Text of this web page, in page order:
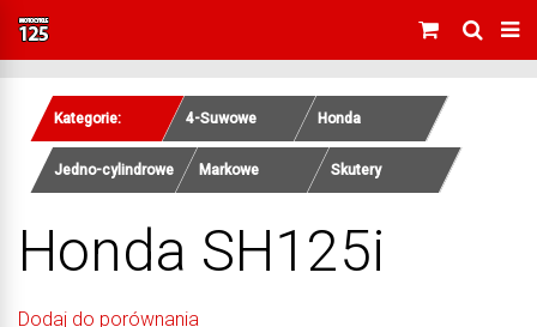
Kategorie: 4-Suwowe Honda
Jedno-cylindrowe Markowe Skutery
Honda SH125i
Dodaj do porównania